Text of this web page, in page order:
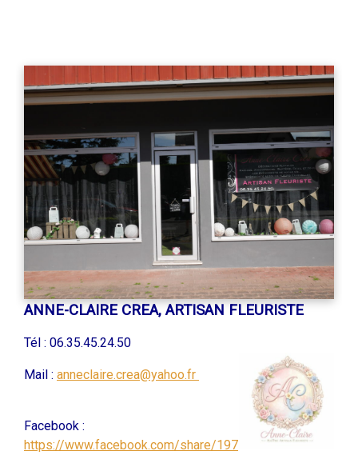
ANNE-CLAIRE CREA, ARTISAN FLEURISTE
Tél : 06.35.45.24.50
Mail : anneclaire.crea@yahoo.fr
Facebook :
https://www.facebook.com/share/197